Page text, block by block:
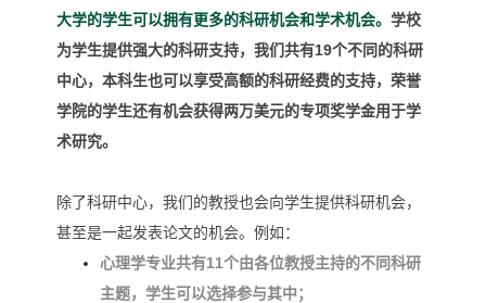
大学的学生可以拥有更多的科研机会和学术机会。 学校
为学生提供强大的科研支持，我们共有19个不同的科研
中心，本科生也可以享受高额的科研经费的支持，荣誉
学院的学生还有机会获得两万美元的专项奖学金用于学
术研究。
除了科研中心，我们的教授也会向学生提供科研机会，
甚至是一起发表论文的机会。例如：
心理学专业共有11个由各位教授主持的不同科研
主题，学生可以选择参与其中；